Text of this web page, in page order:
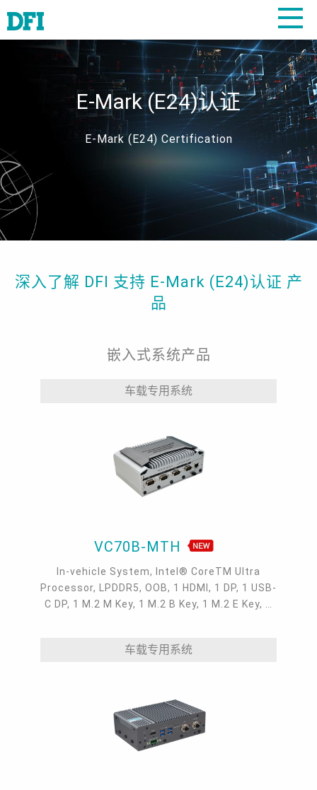
E-Mark (E24)认证
E-Mark (E24) Certification
深入了解 DFI 支持 E-Mark (E24)认证 产
品
嵌入式系统产品
车载专用系统
VC70B-MTH
In-vehicle System, Intel® CoreTM Ultra
Processor, LPDDR5, OOB, 1 HDMI, 1 DP, 1 USB-
C DP, 1 M.2 M Key, 1 M.2 B Key, 1 M.2 E Key, 2
车载专用系统